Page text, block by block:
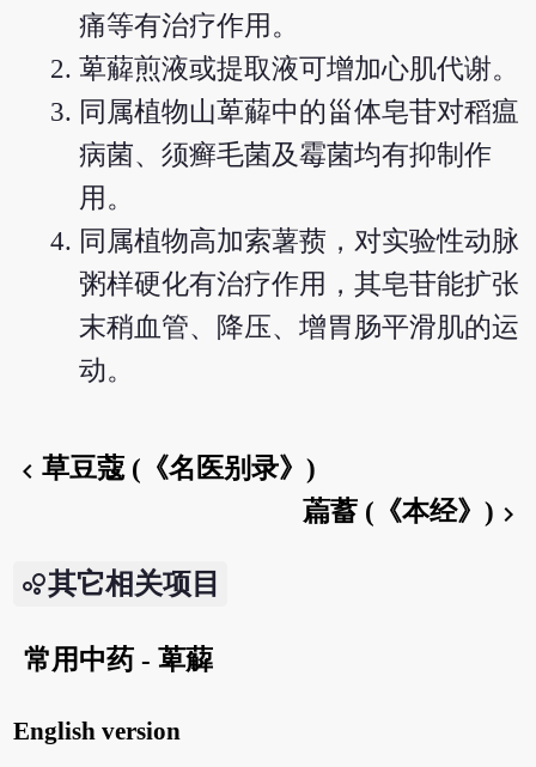
痛等有治疗作用。
萆薢煎液或提取液可增加心肌代谢。
同属植物山萆薢中的甾体皂苷对稻瘟
病菌、须癣毛菌及霉菌均有抑制作
用。
同属植物高加索薯蓣，对实验性动脉
粥样硬化有治疗作用，其皂苷能扩张
末稍血管、降压、增胃肠平滑肌的运
动。
chevron_left草豆蔻 (《名医别录》)
萹蓄 (《本经》) chevron_right
其它相关项目
常用中药 - 萆薢
English version